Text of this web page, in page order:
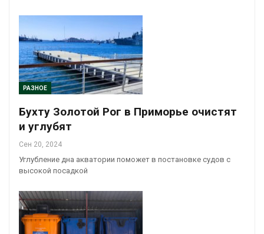
РАЗНОЕ
Бухту Золотой Рог в Приморье очистят
и углубят
Сен 20, 2024
Углубление дна акватории поможет в постановке судов с
высокой посадкой